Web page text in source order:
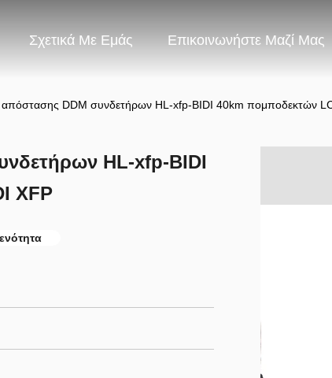
Σχετικά Με Εμάς Επικοινωνήστε Μαζί Μας
απόστασης DDM συνδετήρων HL-xfp-BIDI 40km πομποδεκτών
HL-xfp-BIDI
XFP